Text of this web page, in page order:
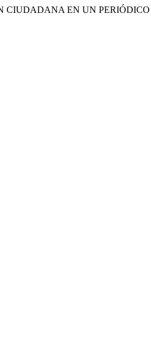
CIUDADANA EN UN